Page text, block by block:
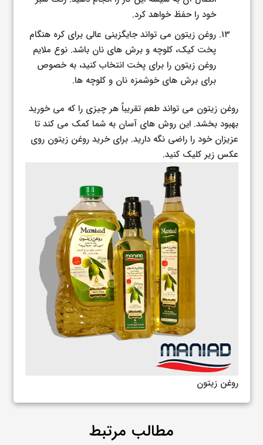
خود را حفظ خواهد کرد.
روغن زیتون می تواند جایگزینی عالی برای کره هنگام
پخت کیک، کلوچه و برش های نان باشد. نوع ملایم
روغن زیتون را برای پخت انتخاب کنید، به خصوص
برای برش های خوشمزه نان و کلوچه ها.
روغن زیتون می تواند طعم تقریباً هر چیزی را که می خورید
بهبود بخشد. این روش های آسان به شما کمک می کند تا
عزیزان خود را راضی نگه دارید. برای خرید روغن زیتون روی
عکس زیر کلیک کنید.
روغن زیتون
مطالب مرتبط